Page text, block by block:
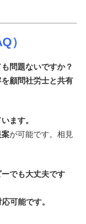
）
問題ないですか？
を顧問社労士と共有
ます。
案が可能です。相見
でも大丈夫です
可能です。